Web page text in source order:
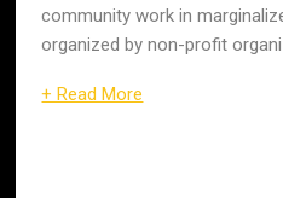
community work in
organized by non-profit
+ Read More